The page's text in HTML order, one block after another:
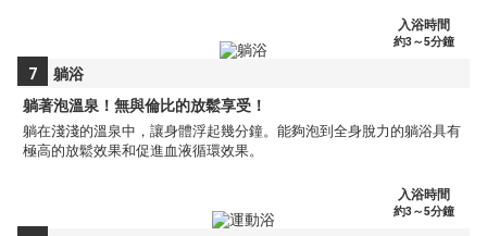
入浴時間
約3～5分鐘
7
躺浴
躺著泡溫泉！無與倫比的放鬆享受！
躺在淺淺的溫泉中，讓身體浮起幾分鐘。能夠泡到全身脫力的躺浴具有
極高的放鬆效果和促進血液循環效果。
入浴時間
約3～5分鐘